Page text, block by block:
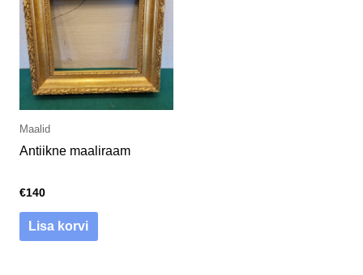
Maalid
Antiikne maaliraam
€140
Lisa korvi